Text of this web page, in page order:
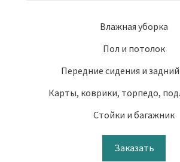
Влажная уборка
Пол и потолок
Передние сидения и
Карты, коврики, торпедо,
Стойки и багажник
Заказать